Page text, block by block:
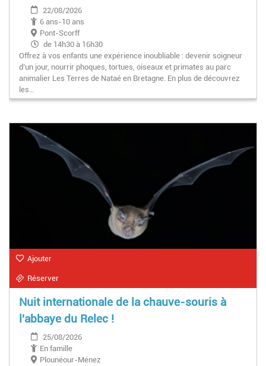
22/08/2026
6 ans-10 ans
Pont-Scorff
de 14h30 à 16h30
Offrez à vos enfants une expérience inoubliable : devenir soigneur
d’un jour, nourrir phoques, tortues, oiseaux et primates au parc
animalier Les Terres de Nataé en Bretagne. En plus de découvrez
les…
Ajouter
Réserver
Nuit internationale de la chauve-souris à
l'abbaye du Relec !
25/08/2026
En famille
Plounéour-Ménez